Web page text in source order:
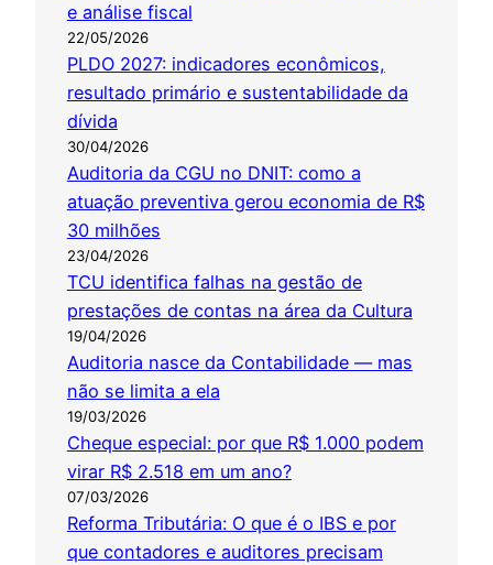
e análise fiscal
22/05/2026
PLDO 2027: indicadores econômicos,
resultado primário e sustentabilidade da
dívida
30/04/2026
Auditoria da CGU no DNIT: como a
atuação preventiva gerou economia de R$
30 milhões
23/04/2026
TCU identifica falhas na gestão de
prestações de contas na área da Cultura
19/04/2026
Auditoria nasce da Contabilidade — mas
não se limita a ela
19/03/2026
Cheque especial: por que R$ 1.000 podem
virar R$ 2.518 em um ano?
07/03/2026
Reforma Tributária: O que é o IBS e por
que contadores e auditores precisam